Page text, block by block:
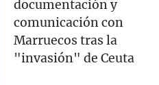
documentación y
comunicación con
Marruecos tras la
"invasión" de Ceuta